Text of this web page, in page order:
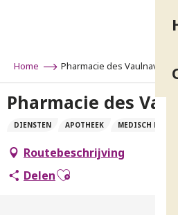
Home Pharmacie des Vaulnaveys
Pharmacie des
DIENSTEN APOTHEEK MEDISCH BEROEP
Routebeschrijving
DelenAjouter aux favoris